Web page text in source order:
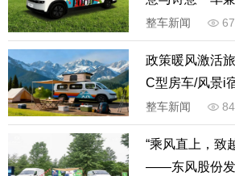
整车新闻
政策暖风激活
C型房车/风景i
新体验
整车新闻
“乘风直上，致
——东风股份发